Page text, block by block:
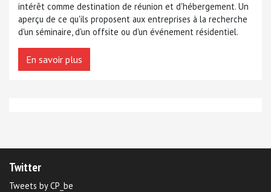
intérêt comme destination de réunion et d'hébergement. Un
aperçu de ce qu'ils proposent aux entreprises à la recherche
d'un séminaire, d'un offsite ou d'un événement résidentiel.
En savoir plus
Twitter
Tweets by CP_be